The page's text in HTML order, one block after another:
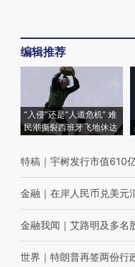
编辑推荐
“入侵”还是“人道危机” 难
民潮撕裂西班牙飞地休达
特稿 ｜ 宇树发行市值610
金融 ｜ 在岸人民币兑美元
金融我闻 ｜ 艾路明及多名
世界 ｜ 特朗普再签两份行